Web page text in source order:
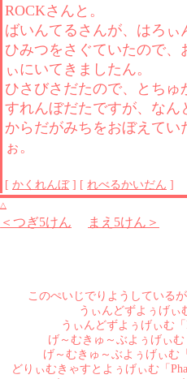
ROCKさんと。
ばいんてるさんが、はろぃ
ひみつをさぐていたので、
ぃにいてきましたん。
ひさびさだたので、とちゅ
すれんぼだたですが、なん
からだがみちをおぼえてい
ぉ。
[ かくれんぼ] [ れべるかいだん ]
△
＜つぎ5けん まえ5けん＞
このぺいじでりようしている
うぃんどずよぅげぃ
うぃんどずよぅげぃむ「
げ～むきゅ～ぶよぅげぃむ
げ～むきゅ～ぶよぅげぃむ
どりぃむきゃすとよぅげぃむ「